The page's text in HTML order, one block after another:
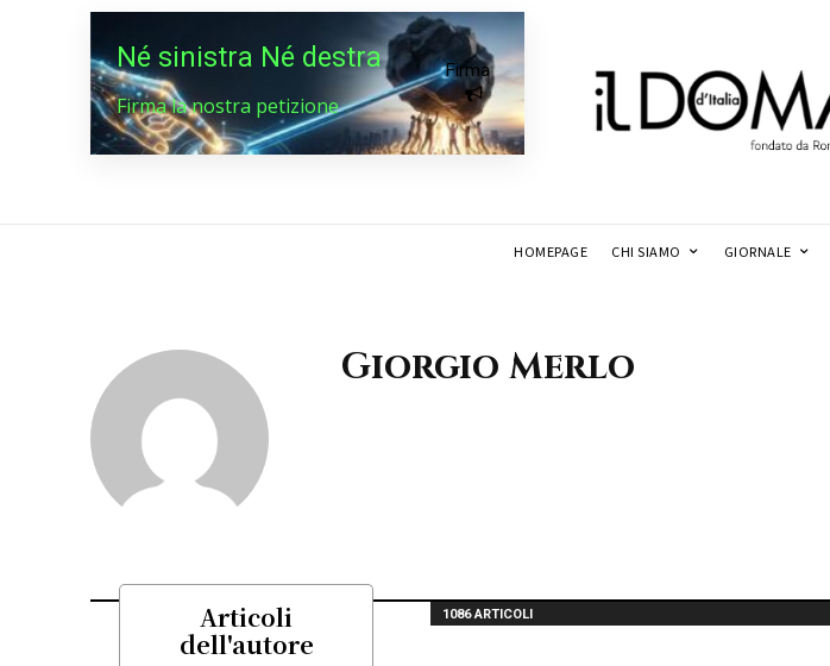
Né sinistra Né destra
Firma la nostra petizione
Firma
HOMEPAGE CHI SIAMO GIORNALE
Giorgio Merlo
Articoli
dell'autore
1086 ARTICOLI